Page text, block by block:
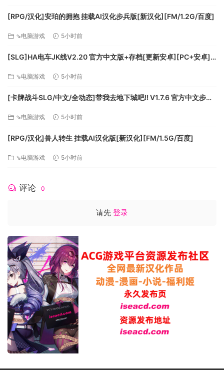
制。
[RPG/汉化]安珀的拥抱 挂载AI汉化步兵版[新汉化][FM/1.2G/百度]
⇘电脑游戏 5小时前
[SLG]HA电车JK线V2.20 官方中文版+存档[更新安卓][PC+安卓]
⇘电脑游戏 5小时前
[卡牌战斗SLG/中文/全动态]带我去地下城吧!! V1.7.6 官方中文步兵
⇘电脑游戏 5小时前
[RPG/汉化]兽人转生 挂载AI汉化版[新汉化][FM/1.5G/百度]
⇘电脑游戏 5小时前
评论 0
请先 登录